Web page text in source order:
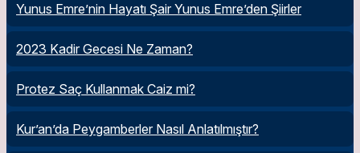
Yunus Emre’nin Hayatı Şair Yunus Emre’den Şiirler
2023 Kadir Gecesi Ne Zaman?
Protez Saç Kullanmak Caiz mi?
Kur’an’da Peygamberler Nasıl Anlatılmıştır?